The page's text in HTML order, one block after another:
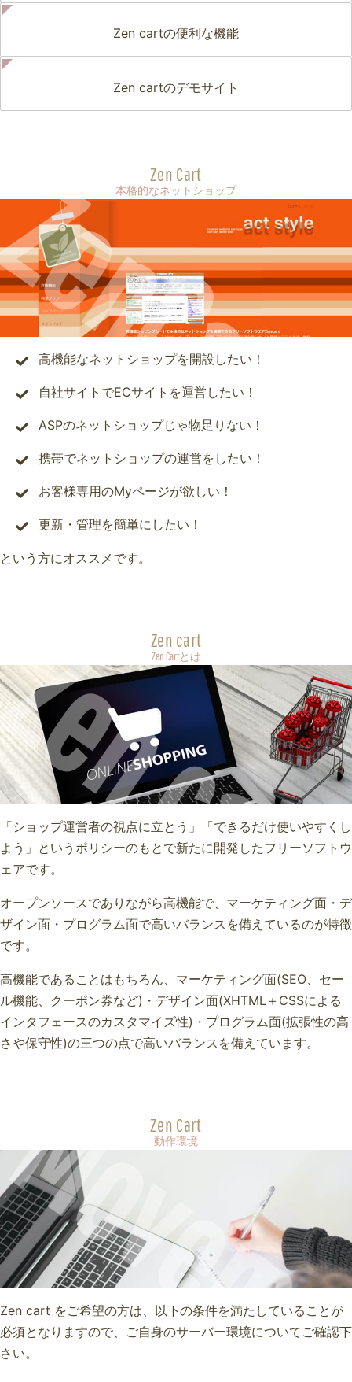
Zen cartの便利な機能
Zen cartのデモサイト
Zen Cart
本格的なネットショップ
高機能なネットショップを開設したい！
自社サイトでECサイトを運営したい！
ASPのネットショップじゃ物足りない！
携帯でネットショップの運営をしたい！
お客様専用のMyページが欲しい！
更新・管理を簡単にしたい！
という方にオススメです。
Zen cart
Zen Cartとは
「ショップ運営者の視点に立とう」「できるだけ使いやすくし
よう」というポリシーのもとで新たに開発したフリーソフトウ
ェアです。
オープンソースでありながら高機能で、マーケティング面・デ
ザイン面・プログラム面で高いバランスを備えているのが特徴
です。
高機能であることはもちろん、マーケティング面(SEO、セー
ル機能、クーポン券など)・デザイン面(XHTML＋CSSによる
インタフェースのカスタマイズ性)・プログラム面(拡張性の高
さや保守性)の三つの点で高いバランスを備えています。
cart
Zen Cart
動作環境
Zen cart をご希望の方は、以下の条件を満たしていることが
必須となりますので、ご自身のサーバー環境についてご確認下
さい。